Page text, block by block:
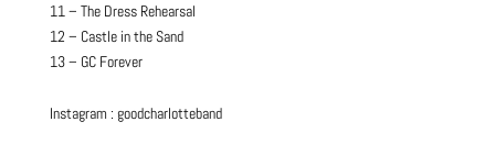
11 – The Dress Rehearsal
12 – Castle in the Sand
13 – GC Forever
Instagram : goodcharlotteband